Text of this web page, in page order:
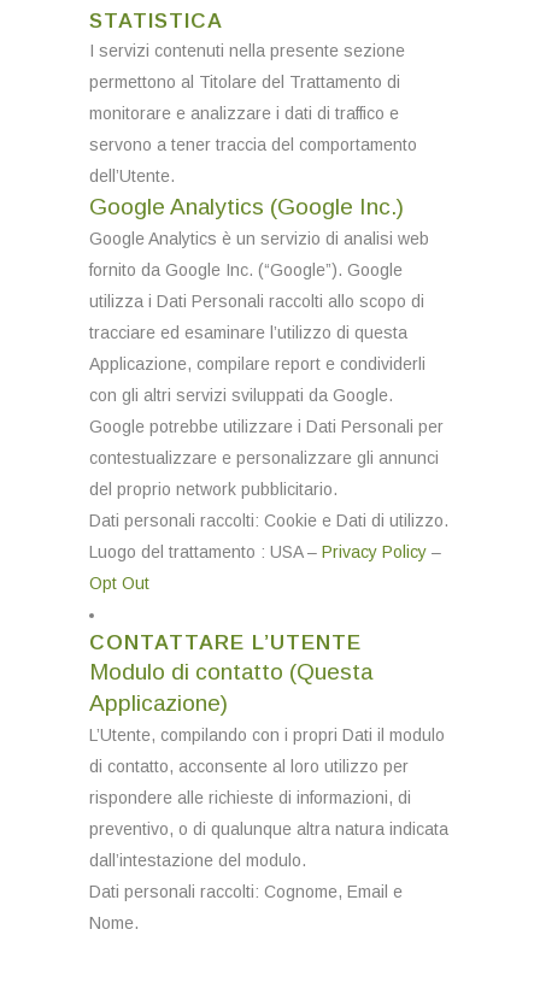
STATISTICA
I servizi contenuti nella presente sezione
permettono al Titolare del Trattamento di
monitorare e analizzare i dati di traffico e
servono a tener traccia del comportamento
dell’Utente.
Google Analytics (Google Inc.)
Google Analytics è un servizio di analisi web
fornito da Google Inc. (“Google”). Google
utilizza i Dati Personali raccolti allo scopo di
tracciare ed esaminare l’utilizzo di questa
Applicazione, compilare report e condividerli
con gli altri servizi sviluppati da Google.
Google potrebbe utilizzare i Dati Personali per
contestualizzare e personalizzare gli annunci
del proprio network pubblicitario.
Dati personali raccolti: Cookie e Dati di utilizzo.
Luogo del trattamento : USA – Privacy Policy –
Opt Out
CONTATTARE L’UTENTE
Modulo di contatto (Questa
Applicazione)
L’Utente, compilando con i propri Dati il modulo
di contatto, acconsente al loro utilizzo per
rispondere alle richieste di informazioni, di
preventivo, o di qualunque altra natura indicata
dall’intestazione del modulo.
Dati personali raccolti: Cognome, Email e
Nome.